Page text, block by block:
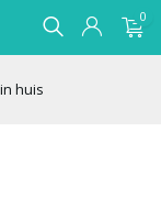
0
huis